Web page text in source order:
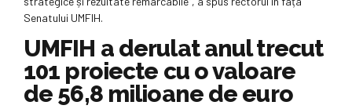
Senatului UMFIH.
UMFIH a derulat anul trecut
101 proiecte cu o valoare
de 56,8 milioane de euro